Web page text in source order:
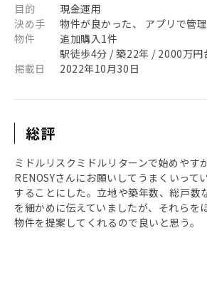
目的
現金運用
決め手
物件が良かった、 アプリで管
物件
追加購入1件
駅徒歩4分 / 築22年 / 2000万円
掲載日
2022年10月30日
総評
ミドルリスクミドルリターンで始めやす
RENOSYさんにお願いしてうまくいって
することにした。立地や築年数、総戸数
を細かめに伝えていましたが、それらを
物件を提案してくれるので良いと思う。